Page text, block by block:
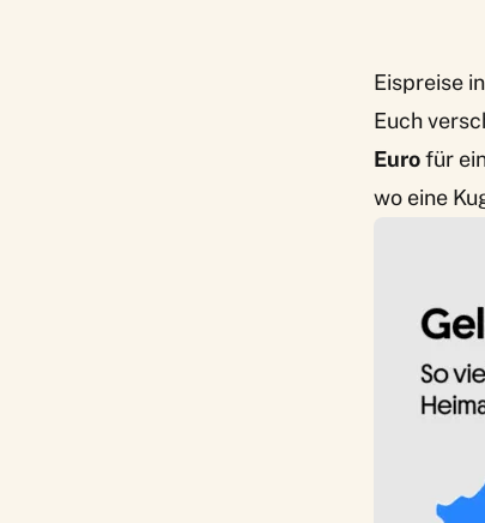
Eispreise
Euch
Eurofür
wo eine